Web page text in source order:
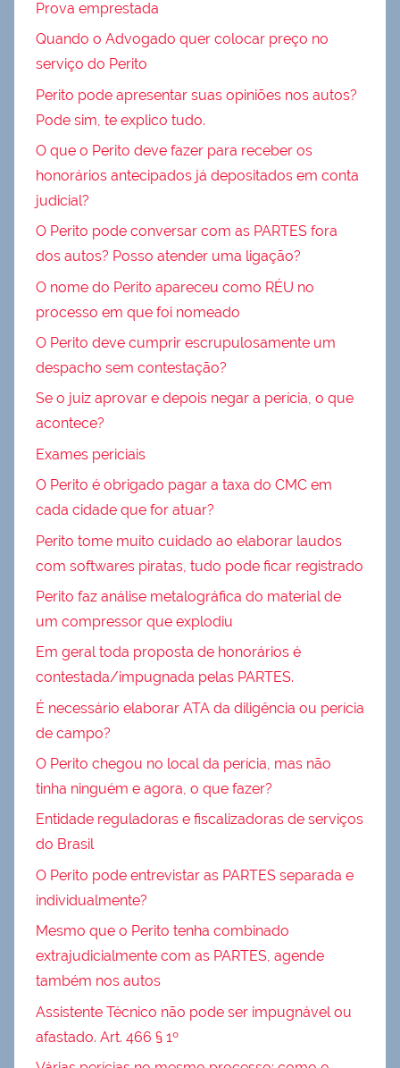
Prova emprestada
Quando o Advogado quer colocar preço no
serviço do Perito
Perito pode apresentar suas opiniões nos autos?
Pode sim, te explico tudo.
O que o Perito deve fazer para receber os
honorários antecipados já depositados em conta
judicial?
O Perito pode conversar com as PARTES fora
dos autos? Posso atender uma ligação?
O nome do Perito apareceu como RÉU no
processo em que foi nomeado
O Perito deve cumprir escrupulosamente um
despacho sem contestação?
Se o juiz aprovar e depois negar a perícia, o que
acontece?
Exames periciais
O Perito é obrigado pagar a taxa do CMC em
cada cidade que for atuar?
Perito tome muito cuidado ao elaborar laudos
com softwares piratas, tudo pode ficar registrado
Perito faz análise metalográfica do material de
um compressor que explodiu
Em geral toda proposta de honorários é
contestada/impugnada pelas PARTES.
É necessário elaborar ATA da diligência ou perícia
de campo?
O Perito chegou no local da perícia, mas não
tinha ninguém e agora, o que fazer?
Entidade reguladoras e fiscalizadoras de serviços
do Brasil
O Perito pode entrevistar as PARTES separada e
individualmente?
Mesmo que o Perito tenha combinado
extrajudicialmente com as PARTES, agende
também nos autos
Assistente Técnico não pode ser impugnável ou
afastado. Art. 466 § 1º